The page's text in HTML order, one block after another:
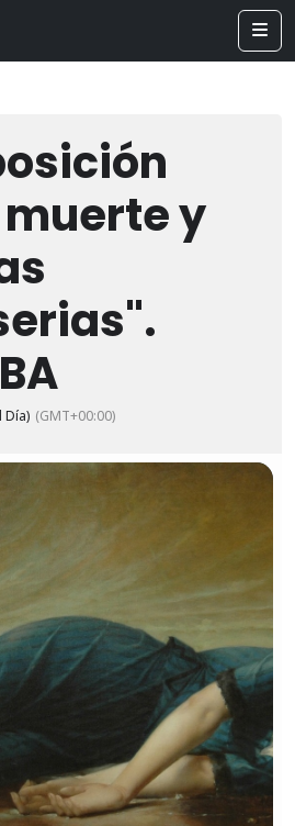
muerte y
Día) (GMT+00:00)